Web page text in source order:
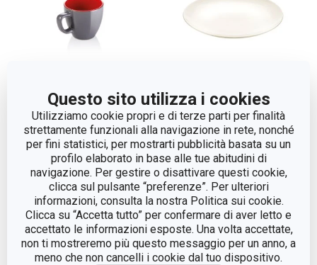
Questo sito utilizza i cookies
Utilizziamo cookie propri e di terze parti per finalità
strettamente funzionali alla navigazione in rete, nonché
per fini statistici, per mostrarti pubblicità basata su un
profilo elaborato in base alle tue abitudini di
navigazione. Per gestire o disattivare questi cookie,
clicca sul pulsante “preferenze”. Per ulteriori
informazioni, consulta la nostra Politica sui cookie.
Clicca su “Accetta tutto” per confermare di aver letto e
accettato le informazioni esposte. Una volta accettate,
non ti mostreremo più questo messaggio per un anno, a
meno che non cancelli i cookie dal tuo dispositivo.
Tazza caffè CREMA
SHINE
Visualizza
Piatto piano CREMA,
ø 27 cm
Visualizza